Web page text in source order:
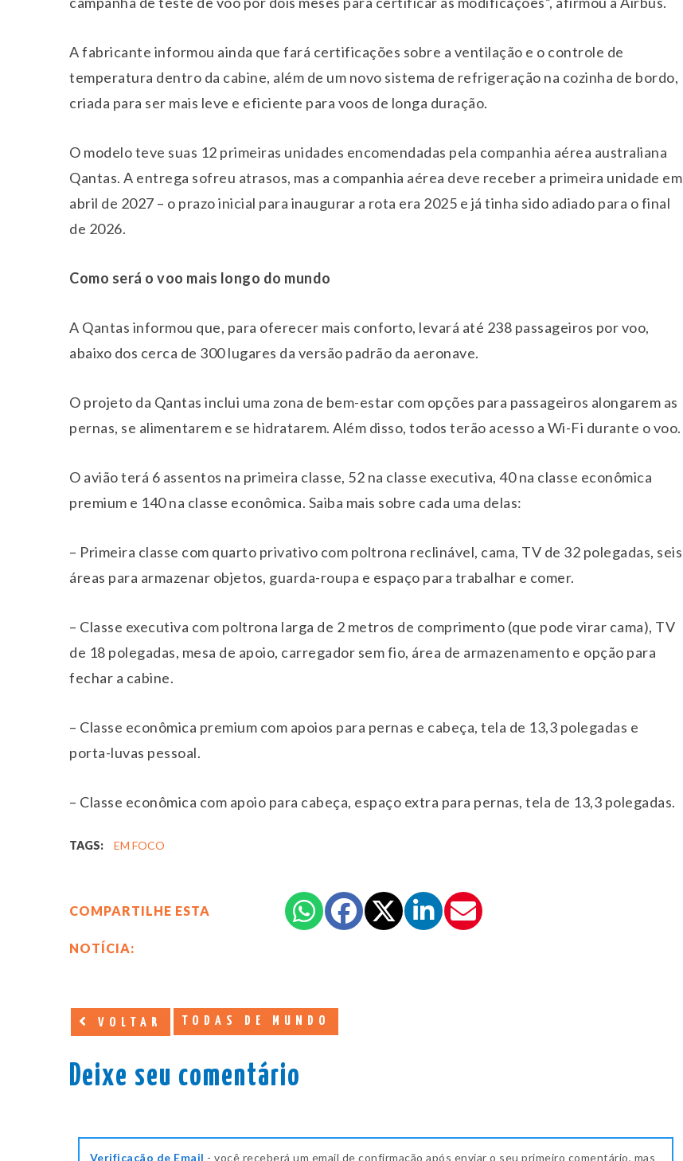
A fabricante informou ainda que fará certificações sobre a ventilação e o controle de
temperatura dentro da cabine, além de um novo sistema de refrigeração na cozinha de bordo,
criada para ser mais leve e eficiente para voos de longa duração.
O modelo teve suas 12 primeiras unidades encomendadas pela companhia aérea australiana
Qantas. A entrega sofreu atrasos, mas a companhia aérea deve receber a primeira unidade em
abril de 2027 – o prazo inicial para inaugurar a rota era 2025 e já tinha sido adiado para o final
de 2026.
Como será o voo mais longo do mundo
A Qantas informou que, para oferecer mais conforto, levará até 238 passageiros por voo,
abaixo dos cerca de 300 lugares da versão padrão da aeronave.
O projeto da Qantas inclui uma zona de bem-estar com opções para passageiros alongarem as
pernas, se alimentarem e se hidratarem. Além disso, todos terão acesso a Wi-Fi durante o voo.
O avião terá 6 assentos na primeira classe, 52 na classe executiva, 40 na classe econômica
premium e 140 na classe econômica. Saiba mais sobre cada uma delas:
– Primeira classe com quarto privativo com poltrona reclinável, cama, TV de 32 polegadas, seis
áreas para armazenar objetos, guarda-roupa e espaço para trabalhar e comer.
– Classe executiva com poltrona larga de 2 metros de comprimento (que pode virar cama), TV
de 18 polegadas, mesa de apoio, carregador sem fio, área de armazenamento e opção para
fechar a cabine.
– Classe econômica premium com apoios para pernas e cabeça, tela de 13,3 polegadas e
porta-luvas pessoal.
– Classe econômica com apoio para cabeça, espaço extra para pernas, tela de 13,3 polegadas.
TAGS: EM FOCO
COMPARTILHE ESTA
NOTÍCIA:
VOLTAR TODAS DE MUNDO
Deixe seu comentário
Verificação de Email - você receberá um email de confirmação após enviar o seu primeiro comentário, mas